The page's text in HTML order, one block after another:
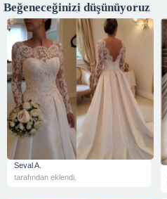
Beğeneceğinizi düşünüyoruz
Seval A.
tarafından eklendi.